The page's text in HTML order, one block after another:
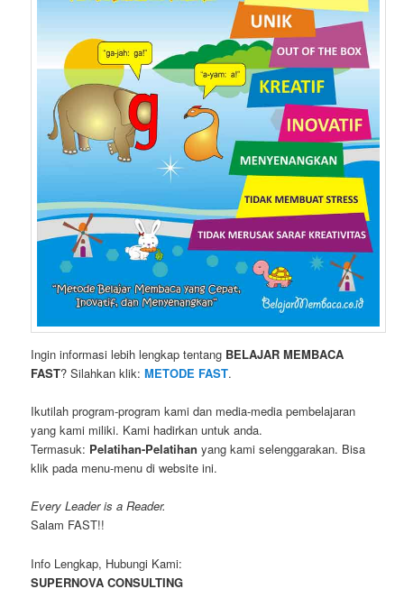
Ingin informasi lebih lengkap tentang BELAJAR MEMBACA
FAST? Silahkan klik:METODE FAST.
Ikutilah program-program kami dan media-media pembelajaran
yang kami miliki. Kami hadirkan untuk anda.
Termasuk: Pelatihan-Pelatihan yang kami selenggarakan. Bisa
klik pada menu-menu di website ini.
Every Leader is a Reader.
Salam FAST!!
Info Lengkap, Hubungi Kami:
SUPERNOVA CONSULTING